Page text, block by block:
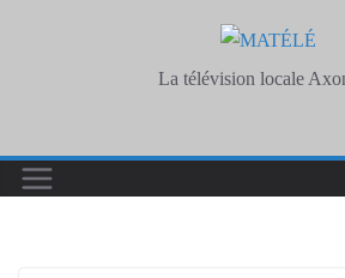
La télévision locale